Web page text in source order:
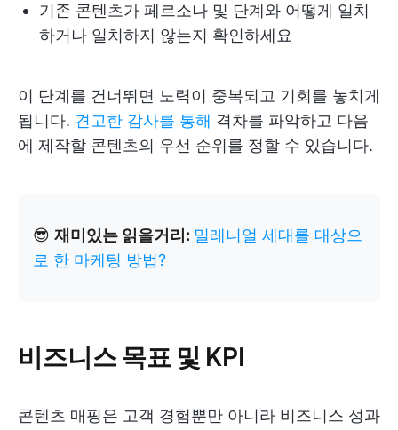
기존 콘텐츠가 페르소나 및 단계와 어떻게 일치
하거나 일치하지 않는지 확인하세요
이 단계를 건너뛰면 노력이 중복되고 기회를 놓치게
됩니다. 견고한 감사를 통해 격차를 파악하고 다음
에 제작할 콘텐츠의 우선 순위를 정할 수 있습니다.
😎 재미있는 읽을거리: 밀레니얼 세대를 대상으
로 한 마케팅 방법?
비즈니스 목표 및 KPI
콘텐츠 매핑은 고객 경험뿐만 아니라 비즈니스 성과